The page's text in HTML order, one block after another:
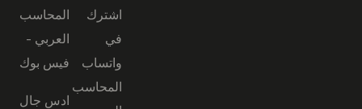
اشترك
في
واتساب
المحاسب
المحاسب
العربي -
فيس بوك
ادس جال